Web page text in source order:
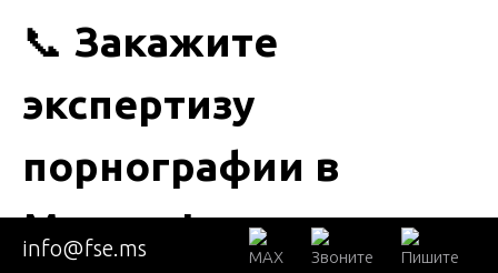
📞 Закажите
экспертизу
порнографии в
Москве!
info@fse.ms